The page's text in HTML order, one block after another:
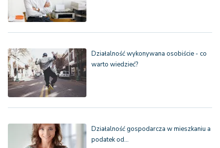
Działalność wykonywana osobiście - co
warto wiedzieć?
Działalność gospodarcza w mieszkaniu a
podatek od…